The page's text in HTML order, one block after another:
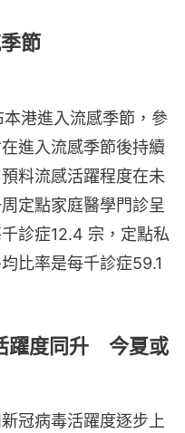
節
港進入流感季節，參
進入流感季節後持續
料流感活躍程度在未
定點家庭醫學門診呈
診症12.4 宗，定點私
比率是每千診症59.1
躍度同升 今夏或
冠病毒活躍度逐步上